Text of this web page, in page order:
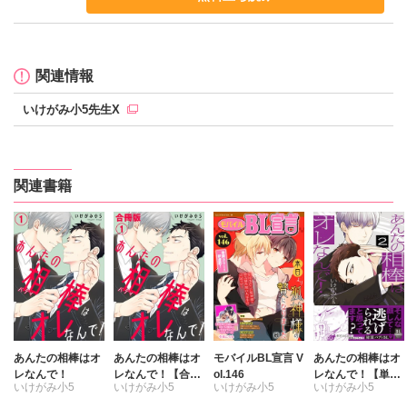
関連情報
いけがみ小5先生X
関連書籍
あんたの相棒はオ
レなんで！
いけがみ小5
あんたの相棒はオ
レなんで！【合冊
版】
いけがみ小5
モバイルBL宣言 V
ol.146
いけがみ小5
あんたの相棒はオ
レなんで！【単行
本版】2
いけがみ小5